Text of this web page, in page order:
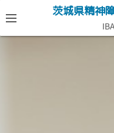
ン
テ
茨城県精神